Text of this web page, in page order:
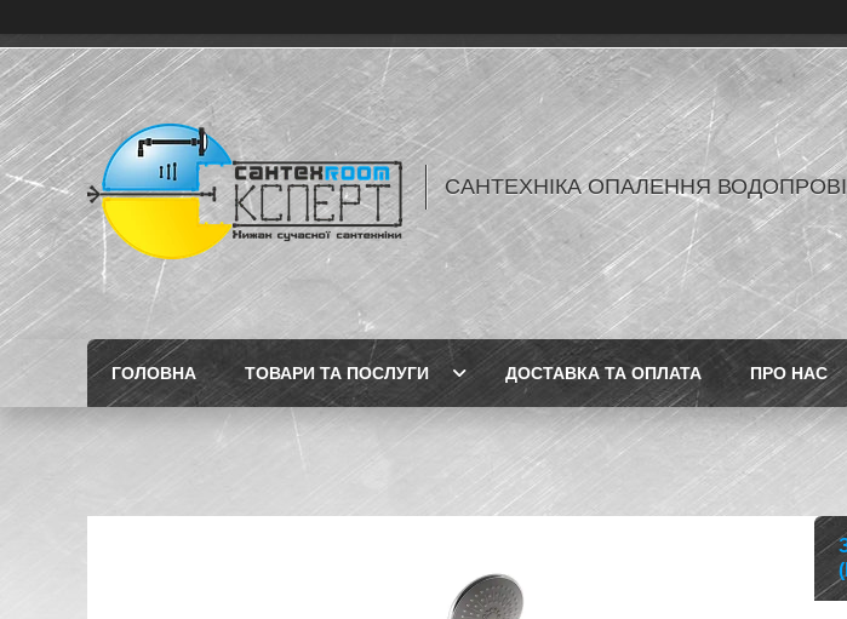
САНТЕХНІКА ОПАЛЕННЯ
ГОЛОВНА ТОВАРИ ТА ПОСЛУГИ ДОСТАВКА ТА ОПЛАТА ПРО НАС